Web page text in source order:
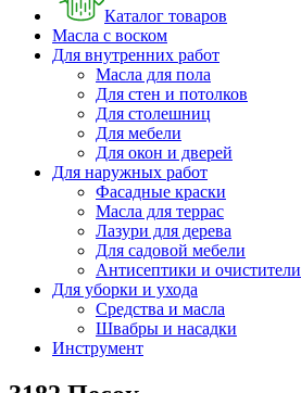
Каталог товаров
Масла с воском
Для внутренних работ
Масла для пола
Для стен и потолков
Для столешниц
Для мебели
Для окон и дверей
Для наружных работ
Фасадные краски
Масла для террас
Лазури для дерева
Для садовой мебели
Антисептики и очистители
Для уборки и ухода
Средства и масла
Швабры и наcадки
Инструмент